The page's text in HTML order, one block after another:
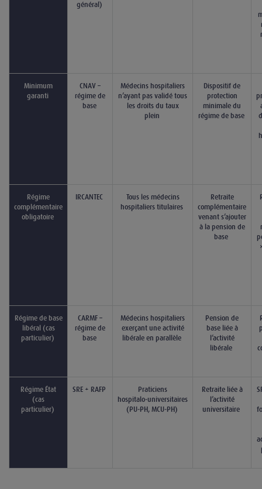
général)
Minimum
garanti
CNAV –
régime de
base
Médecins hospitaliers
n’ayant pas validé tous
les droits du taux
plein
Dispositif de
protection
minimale du
régime de base
Régime
complémentaire
obligatoire
IRCANTEC
Tous les médecins
hospitaliers titulaires
Retraite
complémentaire
venant s’ajouter
à la pension de
base
Régime de base
libéral (cas
particulier)
CARMF –
régime de
base
Médecins hospitaliers
exerçant une activité
libérale en parallèle
Pension de
base liée à
l’activité
libérale
Régime État
(cas
particulier)
SRE + RAFP
Praticiens
hospitalo‑universitaires
(PU‑PH, MCU‑PH)
Retraite liée à
l’activité
universitaire